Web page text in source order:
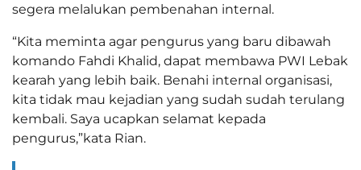
segera melalukan pembenahan internal.
“Kita meminta agar pengurus yang baru dibawah
komando Fahdi Khalid, dapat membawa PWI Lebak
kearah yang lebih baik. Benahi internal organisasi,
kita tidak mau kejadian yang sudah sudah terulang
kembali. Saya ucapkan selamat kepada
pengurus,”kata Rian.